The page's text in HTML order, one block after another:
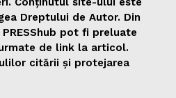
Dreptului de Autor. Din
pot fi preluate
de link la articol.
citării și protejarea